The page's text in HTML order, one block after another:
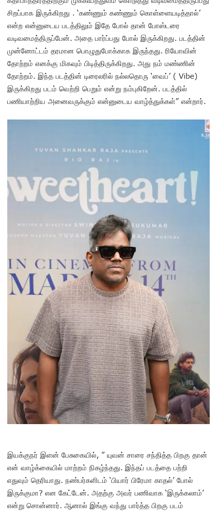
சிறப்பாக இருக்கிறது . ‘கண்ணும் கண்ணும் கொள்ளையடித்தால்’
என்ற என்னுடைய படத்திலும் இதே போல் தான் போஸ்டரை
வடிவமைத்திருப்பேன். அதை பார்ப்பது போல் இருக்கிறது. படத்தின்
முன்னோட்டம் தரமான பொழுதுபோக்காக இருந்தது. ரியோவின்
தோற்றம் எனக்கு மிகவும் பிடித்திருக்கிறது. அது‌ நம் மண்ணின்
தோற்றம். இந்த படத்தின் டிரைலரில் நல்லதொரு ‘வைப்’ ( Vibe)
இருக்கிறது படம் வெற்றி பெறும் என்று நம்புகிறேன். படத்தில்
பணியாற்றிய அனைவருக்கும் என்னுடைய வாழ்த்துக்கள்” என்றார்.
இயக்குநர் இளன் பேசுகையில், ” யுவன் சாரை சந்தித்த பிறகு தான்
என் வாழ்க்கையில் மாற்றம் நிகழ்ந்தது. இந்தப் படத்தை பற்றி
எதுவும் தெரியாது. நண்பர்களிடம் ‘பியார் பிரேமா காதல்’ போல்
இருக்குமா? என கேட்டேன். அதற்கு அவர் பணிவாக ‘இருக்கலாம்’
என்று சொன்னார். ஆனால் இங்கு வந்து பார்த்த பிறகு படம்